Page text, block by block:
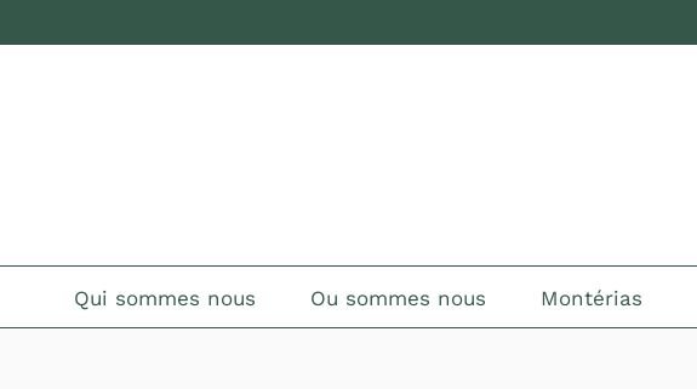
Qui sommes nous Ou sommes nous Montérias